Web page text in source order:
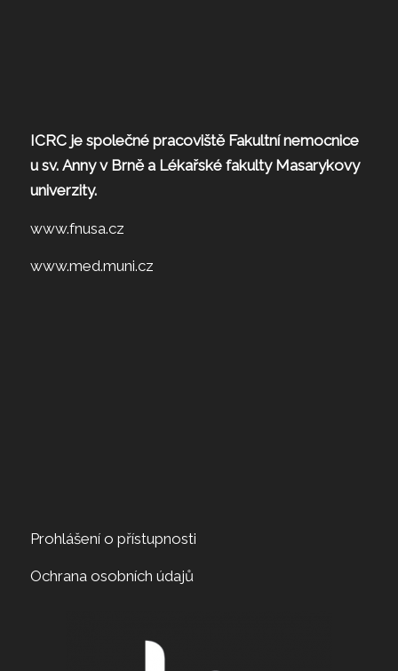
ICRC je společné pracoviště Fakultní nemocnice
u sv. Anny v Brně a Lékařské fakulty Masarykovy
univerzity.
www.fnusa.cz
www.med.muni.cz
Prohlášení o přístupnosti
Ochrana osobních údajů